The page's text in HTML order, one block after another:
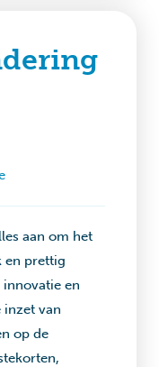
aan om het
en prettig
en
inzet van
op de